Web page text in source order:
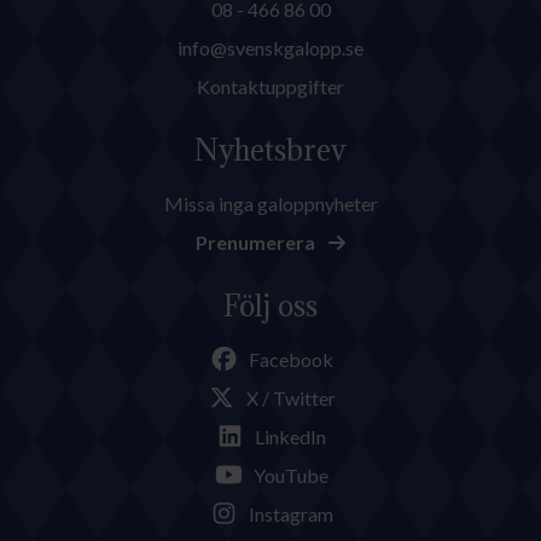
08 - 466 86 00
info@svenskgalopp.se
Kontaktuppgifter
Nyhetsbrev
Missa inga galoppnyheter
Prenumerera
Följ oss
Facebook
X / Twitter
LinkedIn
YouTube
Instagram